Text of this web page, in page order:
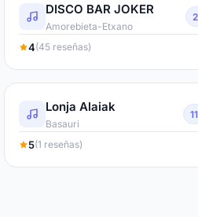
DISCO BAR JOKER
Amorebieta-Etxano
4(45 reseñas)
Lonja Alaiak
Basauri
5(1 reseñas)